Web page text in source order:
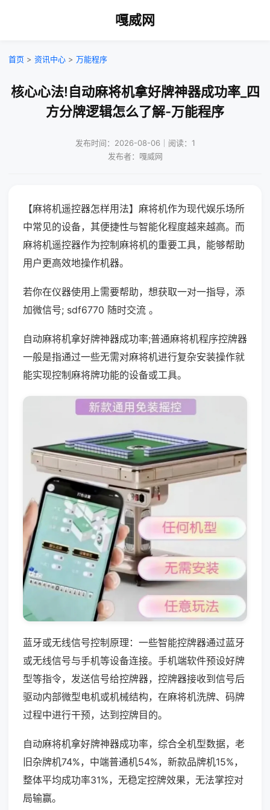
嘎威网
首页 > 资讯中心 > 万能程序
核心心法!自动麻将机拿好牌神器成功率_四
方分牌逻辑怎么了解-万能程序
发布时间：2026-08-06｜阅读：1
发布者：嘎威网
【麻将机遥控器怎样用法】麻将机作为现代娱乐场所
中常见的设备，其便捷性与智能化程度越来越高。而
麻将机遥控器作为控制麻将机的重要工具，能够帮助
用户更高效地操作机器。
若你在仪器使用上需要帮助，想获取一对一指导，添
加微信号; sdf6770 随时交流 。
自动麻将机拿好牌神器成功率;普通麻将机程序控牌器
一般是指通过一些无需对麻将机进行复杂安装操作就
能实现控制麻将牌功能的设备或工具。
蓝牙或无线信号控制原理：一些智能控牌器通过蓝牙
或无线信号与手机等设备连接。手机端软件预设好牌
型等指令，发送信号给控牌器，控牌器接收到信号后
驱动内部微型电机或机械结构，在麻将机洗牌、码牌
过程中进行干预，达到控牌目的。
自动麻将机拿好牌神器成功率，综合全机型数据，老
旧杂牌机74%，中端普通机54%，新款品牌机15%，
整体平均成功率31%，无稳定控牌效果，无法掌控对
局输赢。